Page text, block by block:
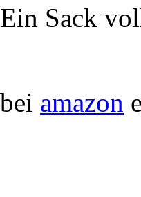
Ein Sack
bei amazon